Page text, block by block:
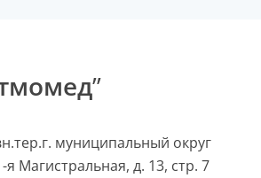
”
муниципальный округ
Магистральная, д. 13, стр. 7